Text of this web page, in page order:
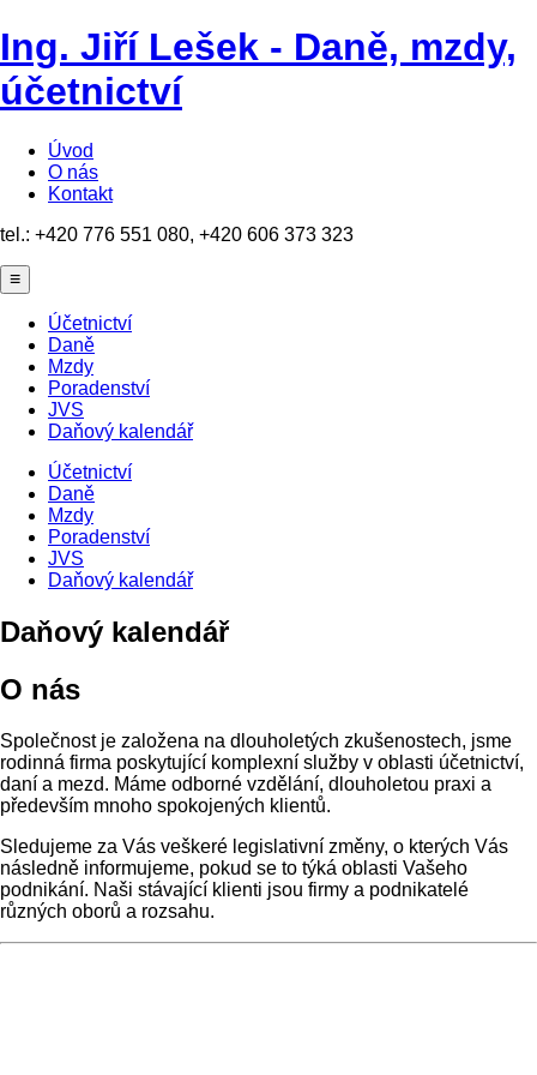
Ing. Jiří Lešek - Daně, mzdy,
účetnictví
Úvod
O nás
Kontakt
tel.: +420 776 551 080, +420 606 373 323
≡
Účetnictví
Daně
Mzdy
Poradenství
JVS
Daňový kalendář
Účetnictví
Daně
Mzdy
Poradenství
JVS
Daňový kalendář
Daňový kalendář
O nás
Společnost je založena na dlouholetých zkušenostech, jsme
rodinná firma poskytující komplexní služby v oblasti účetnictví,
daní a mezd. Máme odborné vzdělání, dlouholetou praxi a
především mnoho spokojených klientů.
Sledujeme za Vás veškeré legislativní změny, o kterých Vás
následně informujeme, pokud se to týká oblasti Vašeho
podnikání. Naši stávající klienti jsou firmy a podnikatelé
různých oborů a rozsahu.